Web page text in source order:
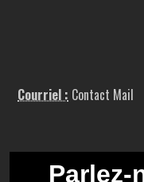
Courriel : Contact Mail